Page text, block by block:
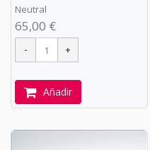
Neutral
65,00 €
Añadir